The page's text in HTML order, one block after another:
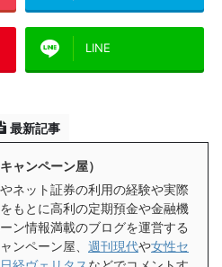
LINE
最新記事
ャンペーン屋）
ネット証券の利用の経験や実際
もとに高利の定期預金や金融機
ン情報満載のブログを運営する
ンペーン屋、 週刊現代や女性セ